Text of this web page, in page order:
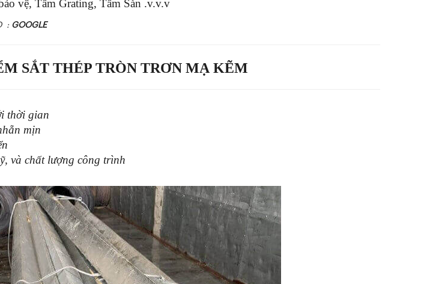
vệ, Tấm Grating, Tấm Sàn .v.v.v
: GOOGLE
SẮT THÉP TRÒN TRƠN MẠ KẼM
gian
mịn
chất lượng công trình